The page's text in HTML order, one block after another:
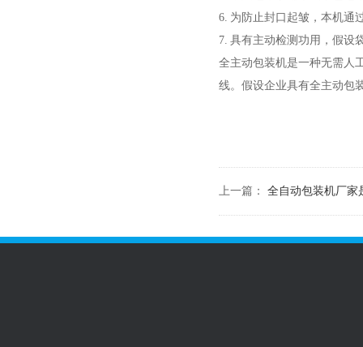
6. 为防止封口起皱，本机通
7. 具有主动检测功用，假设
全主动包装机是一种无需人
线。假设企业具有全主动包
上一篇： 全自动包装机厂家